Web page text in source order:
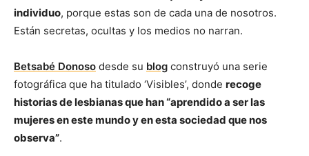
individuo, porque estas son de cada una de nosotros.
Están secretas, ocultas y los medios no narran.
Betsabé Donoso desde su blog construyó una serie
fotográfica que ha titulado ‘Visibles’, donde recoge
historias de lesbianas que han “aprendido a ser las
mujeres en este mundo y en esta sociedad que nos
observa”.